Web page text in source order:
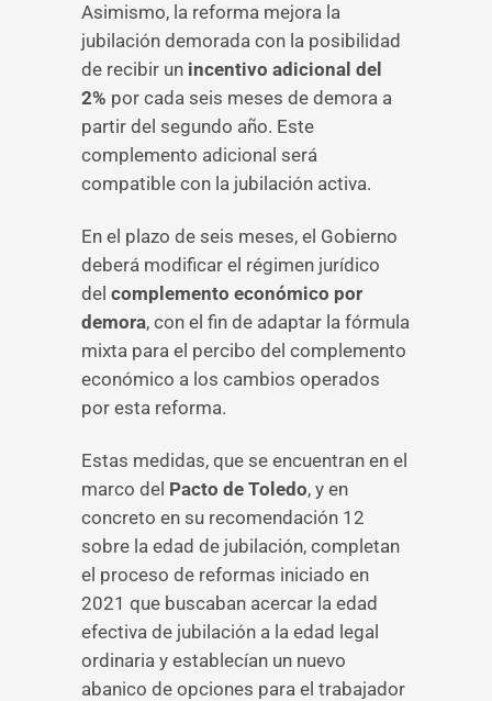
Asimismo, la reforma mejora la
jubilación demorada con la posibilidad
de recibir un incentivo adicional del
2% por cada seis meses de demora a
partir del segundo año. Este
complemento adicional será
compatible con la jubilación activa.
En el plazo de seis meses, el Gobierno
deberá modificar el régimen jurídico
del complemento económico por
demora, con el fin de adaptar la fórmula
mixta para el percibo del complemento
económico a los cambios operados
por esta reforma.
Estas medidas, que se encuentran en el
marco del Pacto de Toledo, y en
concreto en su recomendación 12
sobre la edad de jubilación, completan
el proceso de reformas iniciado en
2021 que buscaban acercar la edad
efectiva de jubilación a la edad legal
ordinaria y establecían un nuevo
abanico de opciones para el trabajador